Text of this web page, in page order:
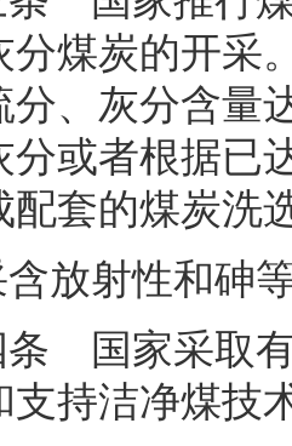
煤炭的开采
、灰分含量
或者根据已
配套的煤炭洗
放射性和砷
国家采取
持洁净煤技